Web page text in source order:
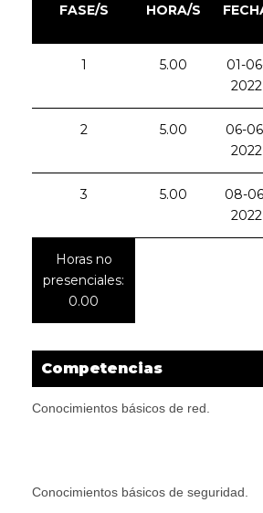
FASE/S HORA/S
1 5.00
01-
2022
2 5.00
06-
2022
3 5.00
08-
2022
Horas no
presenciales:
0.00
Competencias
Conocimientos básicos de red.
Conocimientos básicos de seguridad.